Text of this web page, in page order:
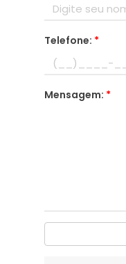
Telefone: *
Mensagem: *